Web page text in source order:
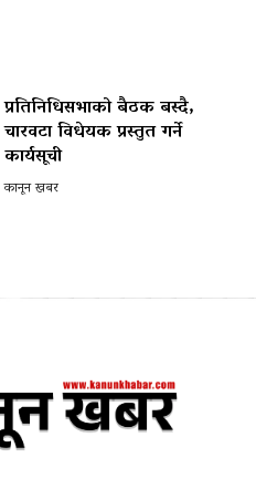
प्रतिनिधिसभाको बैठक बस्दै,
चारवटा विधेयक प्रस्तुत गर्ने
कार्यसूची
कानून खबर